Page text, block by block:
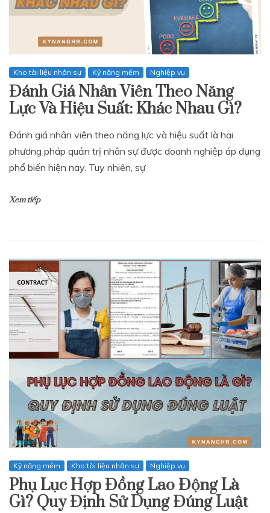
Kho tài liệu nhân sự Kỹ năng mềm Nghiệp vụ
Đánh Giá Nhân Viên Theo Năng
Lực Và Hiệu Suất: Khác Nhau Gì?
Đánh giá nhân viên theo năng lực và hiệu suất là hai
phương pháp quản trị nhân sự được doanh nghiệp áp dụng
phổ biến hiện nay. Tuy nhiên, sự
Xem tiếp
Kỹ năng mềm Kho tài liệu nhân sự Nghiệp vụ
Phụ Lục Hợp Đồng Lao Động Là
Gì? Quy Định Sử Dụng Đúng Luật